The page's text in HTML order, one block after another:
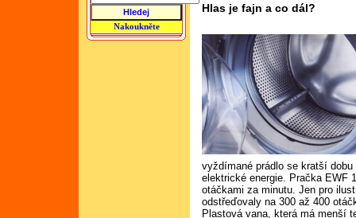
Nakoukněte
Hlas je fajn a co dál?
vyždímané prádlo se kratší
elektrické energie. Pračka EWF
otáčkami za minutu. Jen pro
odstřeďovaly na 300 až 400
Plastová vana, která má menší